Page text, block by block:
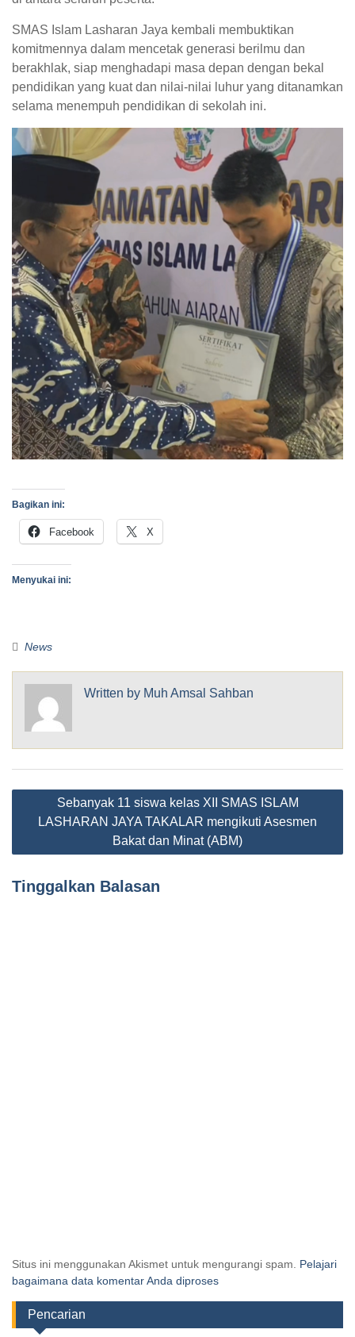
SMAS Islam Lasharan Jaya kembali membuktikan
komitmennya dalam mencetak generasi berilmu dan
berakhlak, siap menghadapi masa depan dengan bekal
pendidikan yang kuat dan nilai-nilai luhur yang ditanamkan
selama menempuh pendidikan di sekolah ini.
Bagikan ini:
Facebook X
Menyukai ini:
News
Written by Muh Amsal Sahban
Sebanyak 11 siswa kelas XII SMAS ISLAM
LASHARAN JAYA TAKALAR mengikuti Asesmen
Bakat dan Minat (ABM)
Tinggalkan Balasan
Situs ini menggunakan Akismet untuk mengurangi spam. Pelajari
bagaimana data komentar Anda diproses
Pencarian